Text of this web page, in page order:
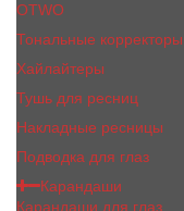
OTWO
Тональные корректоры
Хайлайтеры
Тушь для ресниц
Накладные ресницы
Подводка для глаз
Карандаши
Карандаши для глаз